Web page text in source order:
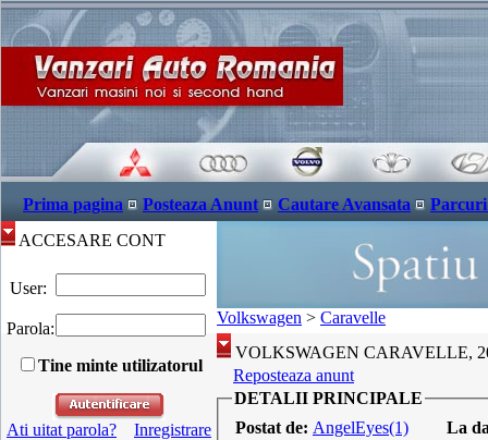
Prima pagina Posteaza Anunt Cautare Avansata
ACCESARE CONT
User:
Parola:
Tine minte utilizatorul
Ati uitat parola?
Inregistrare
Volkswagen > Caravelle
VOLKSWAGEN CARAVELLE,
Reposteaza anunt
DETALII PRINCIPALE
Postat de: AngelEyes(1)
La